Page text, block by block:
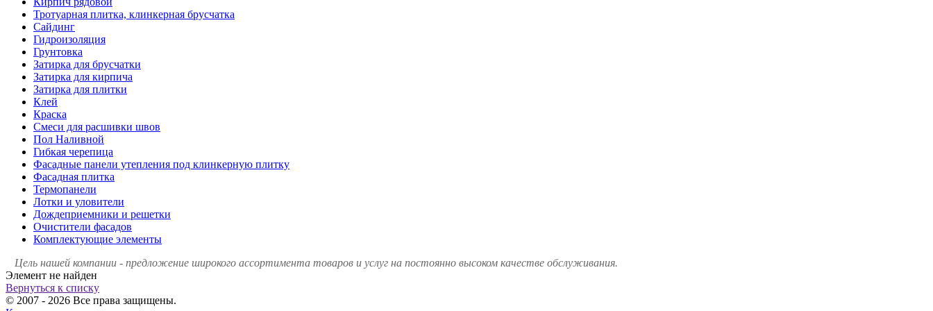
Тротуарная плитка, клинкерная брусчатка
Сайдинг
Гидроизоляция
Грунтовка
Затирка для брусчатки
Затирка для кирпича
Затирка для плитки
Клей
Краска
Смеси для расшивки швов
Пол Наливной
Гибкая черепица
Фасадные панели утепления под клинкерную плитку
Фасадная плитка
Термопанели
Лотки и уловители
Дождеприемники и решетки
Очистители фасадов
Комплектующие элементы
Цель нашей компании - предложение широкого ассортимента товаров и услуг на постоянно высоком качестве обслуживания.
Элемент не найден
Вернуться к списку
© 2007 - 2026 Все права защищены.